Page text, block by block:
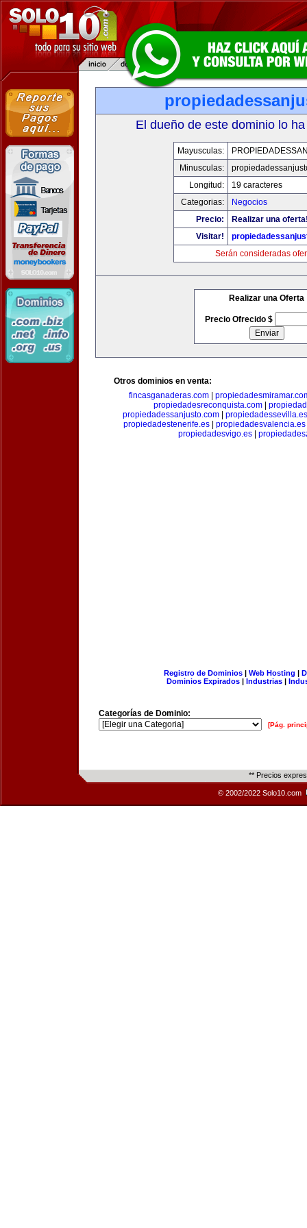
El dueño de este dominio lo
Mayusculas:
Minusculas:
Longitud:
19 caracteres
Categorias:
Negocios
Precio:
Realizar una
Visitar!
Serán consideradas
Realizar una Oferta
Precio Ofrecido $
Otros dominios en venta:
fincasganaderas.com
propiedadesreconquista.com
propiedadessanjusto.com| propiedadessevilla.es
propiedadestenerife.es| propiedadesvalencia.es
propiedadesvigo.es|
Registro de Dominios| Web Hosting |
Dominios Expirados | Industrias |
Categorías de Dominio:
[Pág.
** Precios
© 2002/2022 Solo10.com